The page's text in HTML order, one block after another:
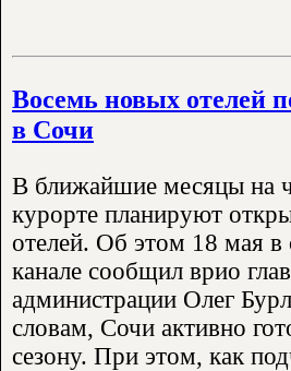
Восемь новых отелей
в Сочи
В ближайшие месяцы на
курорте планируют
отелей. Об этом 18 мая в
канале сообщил врио
администрации Олег
словам, Сочи активно
сезону. При этом, как